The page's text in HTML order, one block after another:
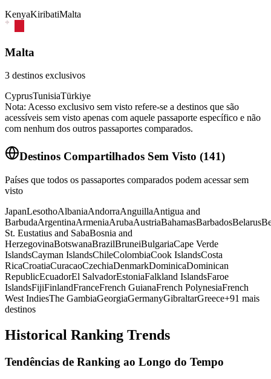
KenyaKiribatiMalta
Malta
3 destinos exclusivos
CyprusTunisiaTürkiye
Nota: Acesso exclusivo sem visto refere-se a destinos que são
acessíveis sem visto apenas com aquele passaporte específico e não
com nenhum dos outros passaportes comparados.
Destinos Compartilhados Sem Visto (141)
Países que todos os passaportes comparados podem acessar sem
visto
JapanLesothoAlbaniaAndorraAnguillaAntigua and
BarbudaArgentinaArmeniaArubaAustriaBahamasBarbadosBelarus
St. Eustatius and SabaBosnia and
HerzegovinaBotswanaBrazilBruneiBulgariaCape Verde
IslandsCayman IslandsChileColombiaCook IslandsCosta
RicaCroatiaCuracaoCzechiaDenmarkDominicaDominican
RepublicEcuadorEl SalvadorEstoniaFalkland IslandsFaroe
IslandsFijiFinlandFranceFrench GuianaFrench PolynesiaFrench
West IndiesThe GambiaGeorgiaGermanyGibraltarGreece+91 mais
destinos
Historical Ranking Trends
Tendências de Ranking ao Longo do Tempo